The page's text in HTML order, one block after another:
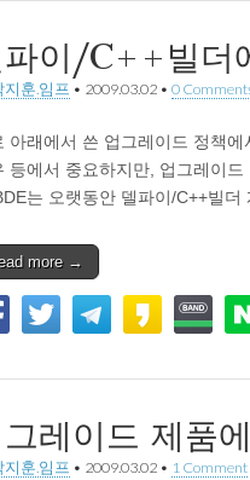
파이/C++빌더
지훈.임프 • 2009.03.02 • 0
아래에서 쓴 업그레이드 정책
등에서 중요하지만, 업그레이
는 오랫동안 델파이/C++빌
more →
레이드 제품
지훈.임프 • 2009.03.02 • 1 Comment